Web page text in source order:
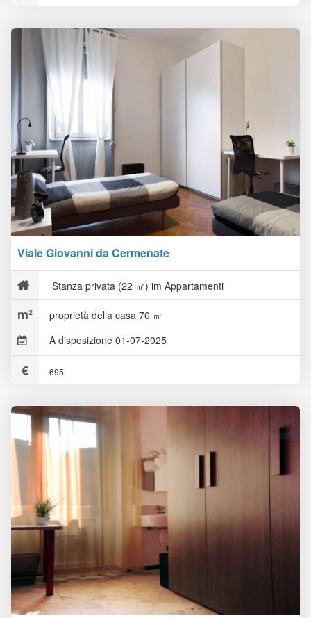
Viale Giovanni da Cermenate
Stanza privata (22 ㎡) im Appartamenti
proprietà della casa 70 ㎡
A disposizione 01-07-2025
695